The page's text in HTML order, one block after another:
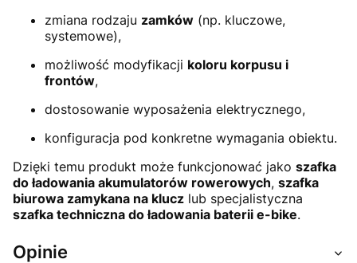
zmiana rodzaju zamków (np. kluczowe,
systemowe),
możliwość modyfikacji koloru korpusu i
frontów,
dostosowanie wyposażenia elektrycznego,
konfiguracja pod konkretne wymagania obiektu.
Dzięki temu produkt może funkcjonować jako szafka
do ładowania akumulatorów rowerowych, szafka
biurowa zamykana na klucz lub specjalistyczna
szafka techniczna do ładowania baterii e-bike.
Opinie